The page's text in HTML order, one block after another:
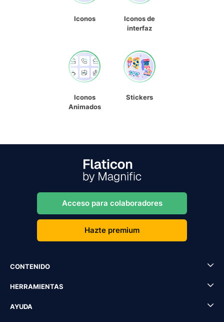
Iconos
Iconos de
interfaz
Iconos
Animados
Stickers
Acceso para colaboradores
Hazte premium
CONTENIDO
HERRAMIENTAS
AYUDA